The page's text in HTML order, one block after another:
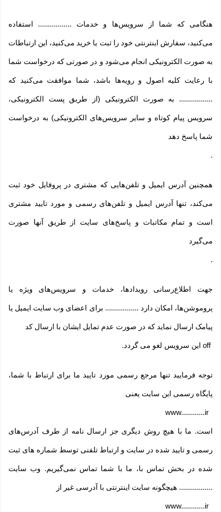
هنگامی که شما از سرویس‌‏ها و خدمات ................. استفاده
می‏‌کنید، سفارش اینترنتی خود را ثبت یا خرید می‏‌کنید، این ارتباطات
به صورت الکترونیکی انجام می‏‌شود و در صورتی که درخواست شما
با رعایت کلیه اصول و رویه‏‌ها باشد، شما موافقت می‌‏کنید که
................. به صورت الکترونیکی (از طریق پست الکترونیکی،
سرویس پیام کوتاه و سایر سرویس‌های الکترونیکی) به درخواست
شما پاسخ دهد
.
همچنین آدرس ایمیل و تلفن‌هایی که مشتری در پروفایل خود ثبت
می‌کند، تنها آدرس ایمیل و تلفن‌های رسمی و مورد تایید مشتری
است و تمام مکاتبات و پاسخ‌های سایت از طریق آنها صورت
می‌گیرد
.
جهت اطلاع‌رسانی رویدادها، خدمات و سرویس‌های ویژه یا
پروموشن‌ها، امکان دارد ................. برای اعضای وب سایت ایمیل یا
پیامک ارسال نماید که در صورت عدم تمایل ایشان با ارسال کد
off این سرویس لغو می گردد.
توجه فرمایید تنها مرجع رسمی مورد تایید ما برای ارتباط با شما،
پایگاه رسمی این سایت یعنی
www............ir
است. ما با هیچ روش دیگری جز ارسال نامه از طرف آدرس‏‌های
رسمی و تایید شده در سایت و ارتباط تلفنی توسط شماره های ثبت
شده در بخش تماس با، ما با شما تماس نمی‌‏گیریم. وب سایت
................. هیچگونه سایت اینترنتی با آدرسی غیر از
www............ir